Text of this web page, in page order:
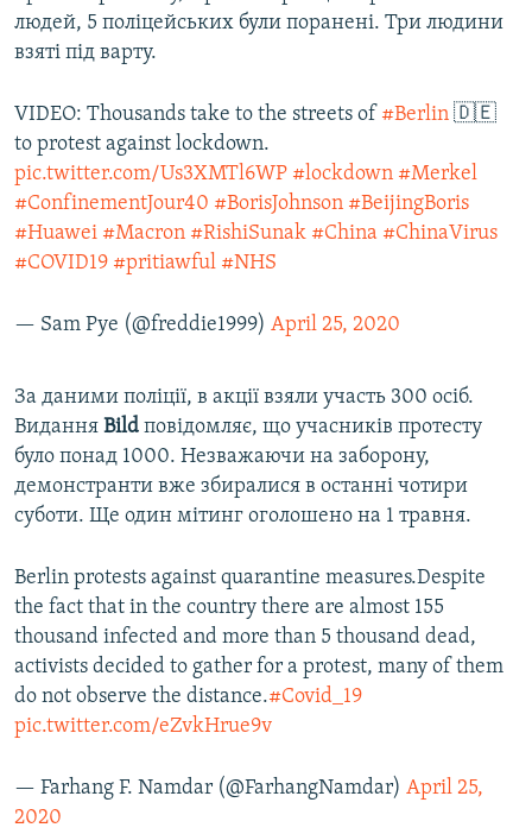
людей, 5 поліцейських були поранені. Три людини
взяті під варту.
VIDEO: Thousands take to the streets of #Berlin 🇩🇪
to protest against lockdown.
pic.twitter.com/Us3XMTl6WP #lockdown #Merkel
#ConfinementJour40 #BorisJohnson #BeijingBoris
#Huawei #Macron #RishiSunak #China #ChinaVirus
#COVID19 #pritiawful #NHS
— Sam Pye (@freddie1999) April 25, 2020
За даними поліції, в акції взяли участь 300 осіб.
Видання Bild повідомляє, що учасників протесту
було понад 1000. Незважаючи на заборону,
демонстранти вже збиралися в останні чотири
суботи. Ще один мітинг оголошено на 1 травня.
Berlin protests against quarantine measures.Despite
the fact that in the country there are almost 155
thousand infected and more than 5 thousand dead,
activists decided to gather for a protest, many of them
do not observe the distance.#Covid_19
pic.twitter.com/eZvkHrue9v
— Farhang F. Namdar (@FarhangNamdar) April 25,
2020